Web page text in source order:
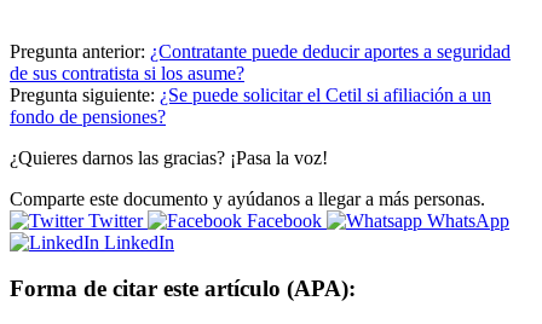
Pregunta anterior: ¿Contratante puede deducir aportes a seguridad
de sus contratista si los asume?
Pregunta siguiente: ¿Se puede solicitar el Cetil si afiliación a un
fondo de pensiones?
¿Quieres darnos las gracias? ¡Pasa la voz!
Comparte este documento y ayúdanos a llegar a más personas.
Twitter
Facebook
WhatsApp
LinkedIn
Forma de citar este artículo (APA):